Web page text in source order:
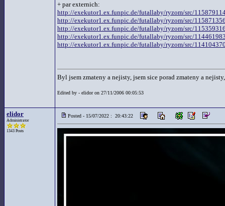
+ par externich:
http://exekutor1.ex.funpic.de/futallaby/ryzom/src/
http://exekutor1.ex.funpic.de/futallaby/ryzom/src/
http://exekutor1.ex.funpic.de/futallaby/ryzom/src/
http://exekutor1.ex.funpic.de/futallaby/ryzom/src/
http://exekutor1.ex.funpic.de/futallaby/ryzom/src/
Byl jsem zmateny a nejisty, jsem sice porad zmateny a
Edited by - elidor on 27/11/2006 00:05:53
elidor
Administrator
1343 Posts
Posted - 15/07/2022 : 20:43:22